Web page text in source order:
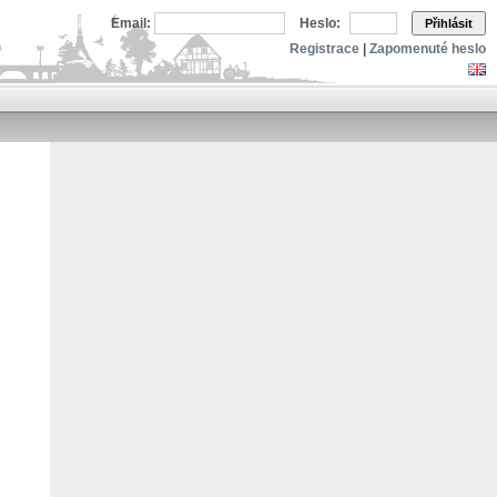
Email: Heslo: Přihlásit
Registrace Zapomenuté heslo